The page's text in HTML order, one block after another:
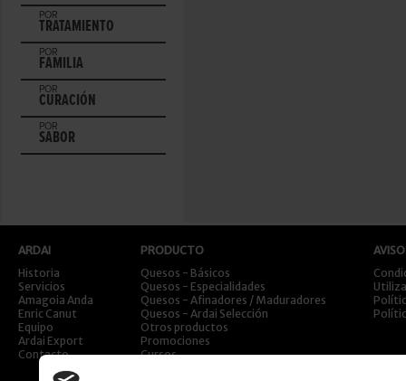
POR
TRATAMIENTO
POR
FAMILIA
POR
CURACIÓN
POR
SABOR
ARDAI
Historia
Servicios
Amagoia Anda
Enric Canut
Equipo
Ardai Export
Contacto
PRODUCTO
Quesos - Básicos
Quesos - Especialidades
Quesos - Afinadores / Maduradores
Quesos - Ardai Selección
Otros productos
Promociones
Cursos